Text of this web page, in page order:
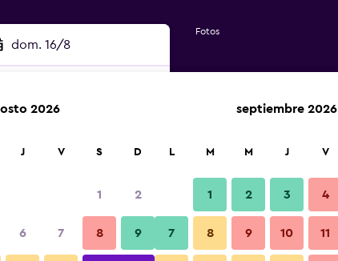
dom. 16/8
de precio por noche
Fotos
2026
J V S D
1 2
6 7 8 9
septiembre 2026
L M M J V
1 2 3 4
7 8 9 10 11